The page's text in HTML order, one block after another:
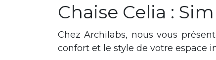
Chaise Celia :
Chez Archilabs, nous vous
confort et le style de votre espace